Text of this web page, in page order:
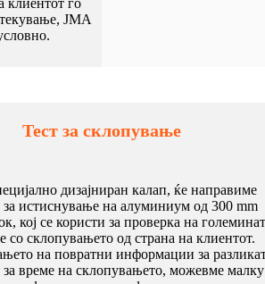
JMA
Тест за склопување
дизајниран калап, ќе направиме
истиснување на алуминиум од 300 mm
кој се користи за проверка на
со склопувањето од страна на клиентот.
на повратни информации за
време на склопувањето, можевме малку